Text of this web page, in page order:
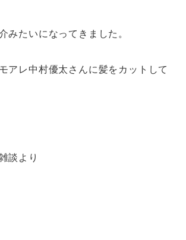
みたいになってきました。
アレ中村優太さんに髪をカットして
談より